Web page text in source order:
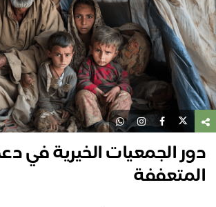
الجمعيات الخيرية في دعم